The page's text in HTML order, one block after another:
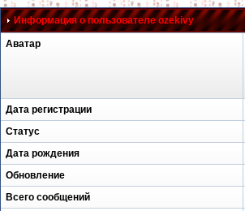
Информация о пользователеozekivy
Аватар
Дата регистрации
Статус
Дата рождения
Обновление
Всего сообщений